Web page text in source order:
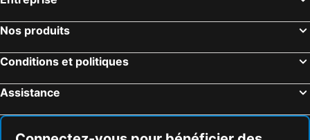
Nos produits
Conditions et politiques
Assistance